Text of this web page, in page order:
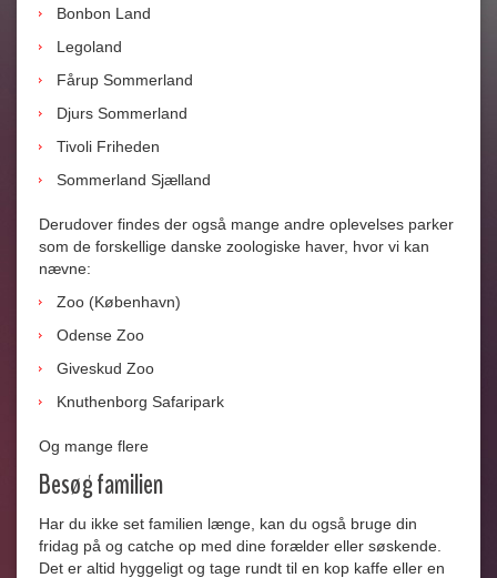
Bonbon Land
Legoland
Fårup Sommerland
Djurs Sommerland
Tivoli Friheden
Sommerland Sjælland
Derudover findes der også mange andre oplevelses parker
som de forskellige danske zoologiske haver, hvor vi kan
nævne:
Zoo (København)
Odense Zoo
Giveskud Zoo
Knuthenborg Safaripark
Og mange flere
Besøg familien
Har du ikke set familien længe, kan du også bruge din
fridag på og catche op med dine forælder eller søskende.
Det er altid hyggeligt og tage rundt til en kop kaffe eller en